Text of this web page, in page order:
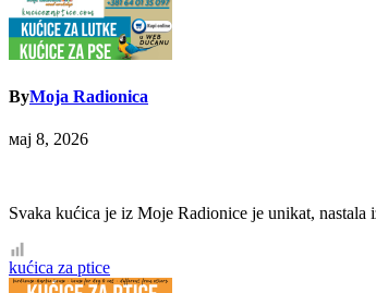
ByMoja Radionica
мај 8, 2026
Svaka kućica je iz Moje Radionice je unikat,
Кретање
kućica za ptice